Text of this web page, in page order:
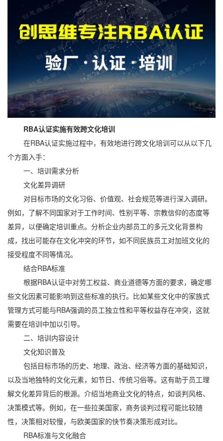
RBA认证实施有效跨文化培训
在RBA认证实施过程中，有效地进行跨文化培训可以从以下几
个方面入手：
一、培训需求分析
文化差异调研
对目标市场的文化习俗、价值观、社会规范等进行深入调研。
例如，了解不同国家对于工作时间、性别平等、宗教信仰的态度等
差异，以便确定培训重点。分析企业内部员工的多元文化背景构
成，找出可能存在文化冲突的环节，如不同民族员工对加班文化的
接受程度不同等情况。
结合RBA标准
根据RBA认证中对劳工权益、商业道德等方面的要求，确定哪
些文化因素可能影响到这些标准的执行。比如某些文化中的家族式
管理方式可能与RBA强调的员工独立性和平等权益存在冲突，这就
需要在培训中加以引导。
二、培训内容设计
文化知识普及
包括目标市场的历史、地理、政治、经济等方面的基础知识，
以及当地独特的文化元素，如节日、传统习俗等。这有助于员工理
解文化差异背后的根源。介绍当地商业文化的特点，如谈判风格、
决策模式等。例如，在一些拉美国家，商务谈判过程可能比较随
性，决策相对较慢，与欧美国家的快节奏决策形成对比。
RBA标准与文化融合